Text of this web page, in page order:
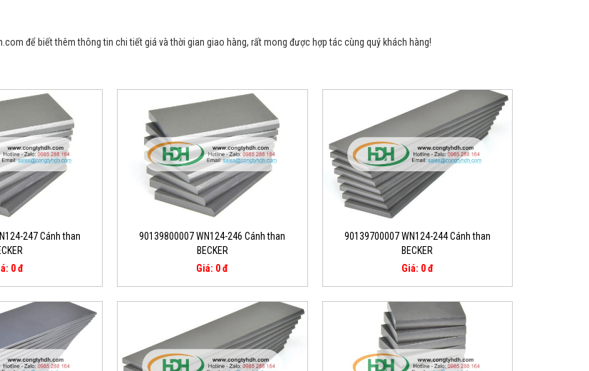
để biết thêm thông tin chi tiết giá và thời gian giao hàng, rất mong được hợp tác cùng quý khách hàng!
247 Cánh than
0 đ
90139800007 WN124-246 Cánh than
BECKER
Giá: 0 đ
90139700007 WN124-244 Cánh than
BECKER
Giá: 0 đ